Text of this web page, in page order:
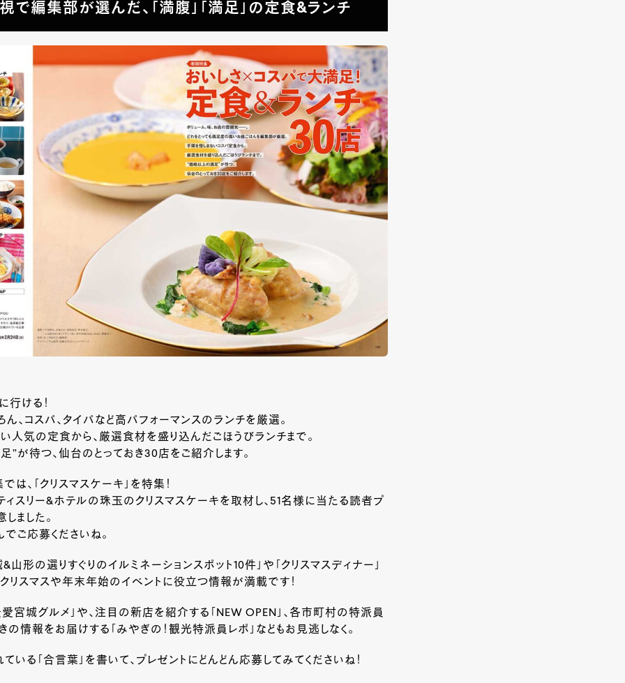
で編集部が選んだ、「満腹」「満足」の定食&ランチ
行ける！
ん、コスパ、タイパなど高パフォーマンスのランチを厳選。
人気の定食から、厳選食材を盛り込んだごほうびランチまで。
”が待つ、仙台のとっておき30店をご紹介します。
は、「クリスマスケーキ」を特集！
スリー&ホテルの珠玉のクリスマスケーキを取材し、51名様に当たる読者プ
ました。
ご応募くださいね。
&山形の選りすぐりのイルミネーションスポット10件」や「クリスマスディナー」
クリスマスや年末年始のイベントに役立つ情報が満載です！
宮城グルメ」や、注目の新店を紹介する「NEW OPEN」、各市町村の特派員
の情報をお届けする「みやぎの！観光特派員レポ」などもお見逃しなく。
いる「合言葉」を書いて、プレゼントにどんどん応募してみてくださいね！